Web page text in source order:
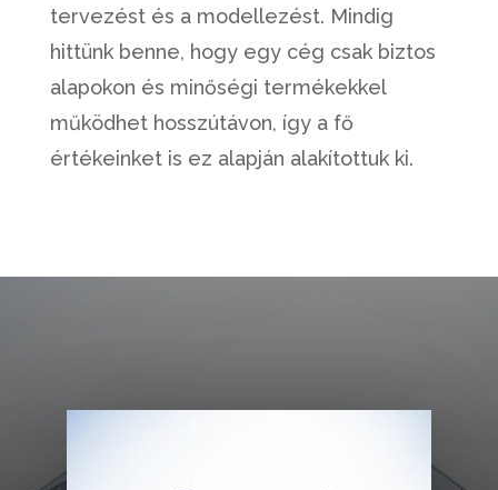
tervezést és a modellezést. Mindig
hittünk benne, hogy egy cég csak biztos
alapokon és minőségi termékekkel
működhet hosszútávon, így a fő
értékeinket is ez alapján alakítottuk ki.